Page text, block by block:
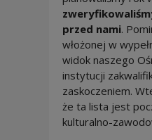
przed nami.
włożonej w
widok naszego
instytucji
zaskoczeniem.
że ta lista jest
kulturalno-